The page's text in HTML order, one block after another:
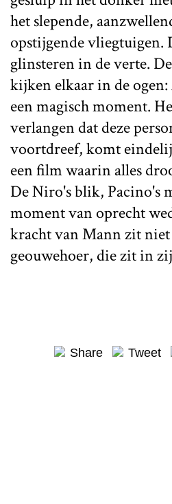
het slepende,
opstijgende vliegtuigen.
glinsteren in de verte.
kijken elkaar in de ogen:
een magisch moment.
verlangen dat deze
voortdreef, komt
een film waarin alles
De Niro's blik, Pacino's
moment van oprecht
kracht van Mann zit
geouwehoer, die zit in
Share Tweet